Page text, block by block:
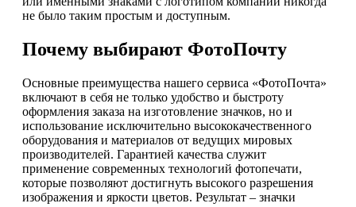
не было таким простым и доступным.
Почему выбирают ФотоПочту
Основные преимущества нашего сервиса «ФотоПочта»
включают в себя не только удобство и быстроту
оформления заказа на изготовление значков, но и
использование исключительно высококачественного
оборудования и материалов от ведущих мировых
производителей. Гарантией качества служит
применение современных технологий фотопечати,
которые позволяют достигнуть высокого разрешения
изображения и яркости цветов. Результат – значки